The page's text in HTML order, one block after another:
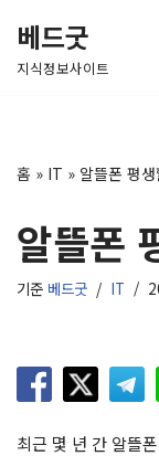
콘
건
기
베드굿
지식정보사이트
홈 » IT » 알뜰폰 평생
알뜰폰
기준 베드굿 IT
최근 몇 년 간 알뜰